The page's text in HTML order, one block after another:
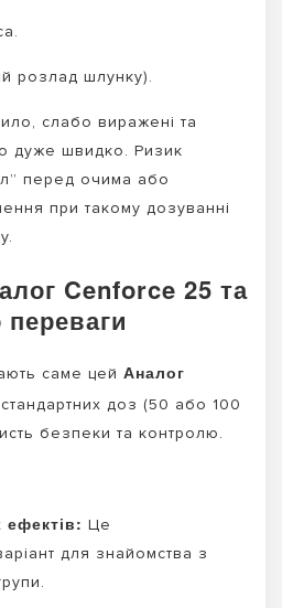
розлад шлунку).
слабо виражені та
дуже швидко. Ризик
перед очима або
при такому дозуванні
Cenforce 25 та
переваги
саме цей Аналог
стандартних доз (50 або 100
безпеки та контролю.
ефектів: Це
для знайомства з